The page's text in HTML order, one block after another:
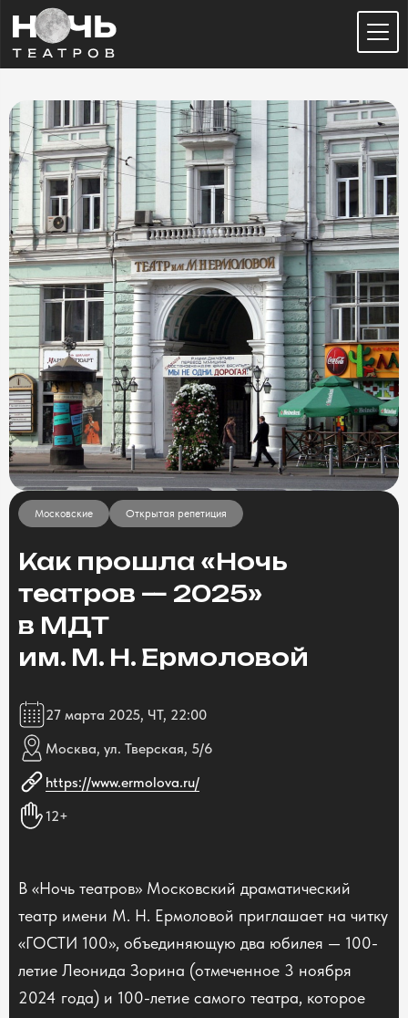
Московские Открытая репетиция
Как прошла «Ночь
театров — 2025»
в МДТ
им. М. Н. Ермоловой
27 марта 2025, ЧТ, 22:00
Москва, ул. Тверская, 5/6
https://www.ermolova.ru/
12+
В «Ночь театров» Московский драматический
театр имени М. Н. Ермоловой приглашает на читку
«ГОСТИ 100», объединяющую два юбилея — 100-
летие Леонида Зорина (отмеченное 3 ноября
2024 года) и 100-летие самого театра, которое